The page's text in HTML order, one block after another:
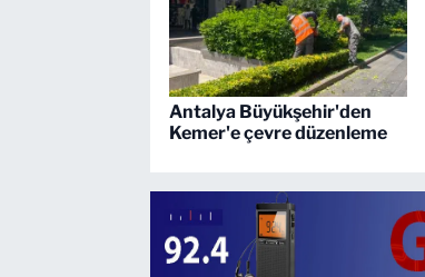
Antalya Büyükşehir'den
Kemer'e çevre düzenleme